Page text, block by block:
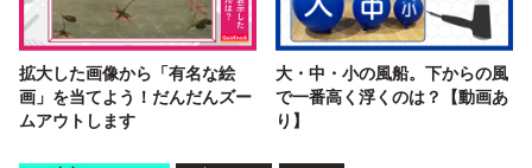
拡大した画像から「有名な絵
画」を当てよう！だんだんズー
ムアウトします
大・中・小の風船。下からの風
で一番高く浮くのは？【動画あ
り】